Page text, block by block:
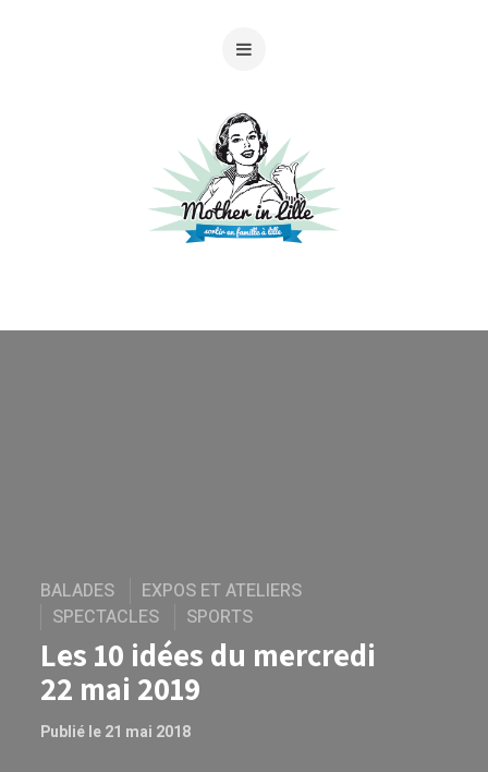
BALADES
EXPOS ET ATELIERS
SPECTACLES
SPORTS
Les 10 idées du mercredi
22 mai 2019
Publié le 21 mai 2018